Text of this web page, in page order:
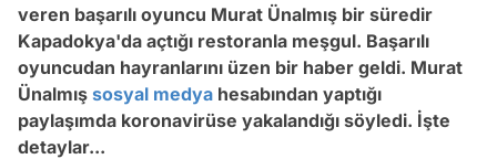
veren başarılı oyuncu Murat Ünalmış bir süredir
Kapadokya'da açtığı restoranla meşgul. Başarılı
oyuncudan hayranlarını üzen bir haber geldi. Murat
Ünalmış sosyal medya hesabından yaptığı
paylaşımda koronavirüse yakalandığı söyledi. İşte
detaylar...